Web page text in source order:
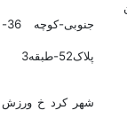
جنوبی-کوچه 36-
پلاک52-طبقه3
شهر کرد خ ورزش